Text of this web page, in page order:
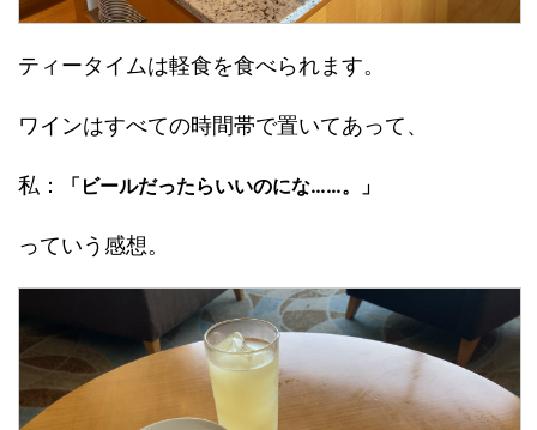
ティータイムは軽食を食べられます。
ワインはすべての時間帯で置いてあって、
私： 「ビールだったらいいのにな……。」
っていう感想。